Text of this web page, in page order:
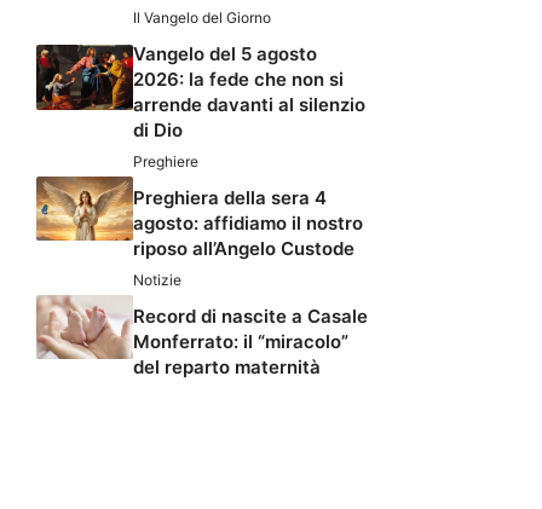
Il Vangelo del Giorno
Vangelo del 5 agosto
2026: la fede che non si
arrende davanti al silenzio
di Dio
Preghiere
Preghiera della sera 4
agosto: affidiamo il nostro
riposo all’Angelo Custode
Notizie
Record di nascite a Casale
Monferrato: il “miracolo”
del reparto maternità